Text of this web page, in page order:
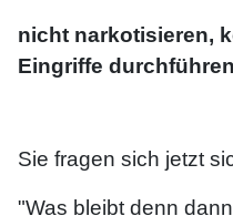
nicht narkotisieren,
Eingriffe durchführen
Sie fragen sich jetzt
"Was bleibt denn